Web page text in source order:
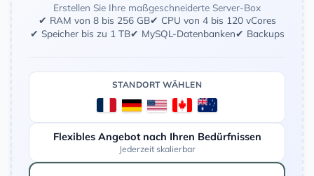
Erstellen Sie Ihre maßgeschneiderte Server-Box
✔ RAM von 8 bis 256 GB✔ CPU von 4 bis 120 vCores
✔ Speicher bis zu 1 TB✔ MySQL-Datenbanken✔ Backups
STANDORT WÄHLEN
Flexibles Angebot nach Ihren Bedürfnissen
Jederzeit skalierbar